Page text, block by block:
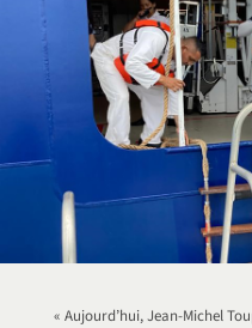
« Aujourd’hui, Jean-Michel